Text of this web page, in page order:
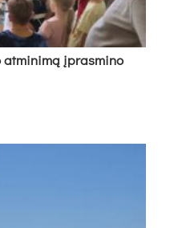
at­mi­ni­mą įpras­mi­no